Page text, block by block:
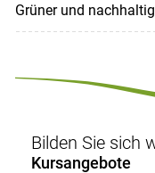
Grüner und
Bilden Sie sich
Kursangebote